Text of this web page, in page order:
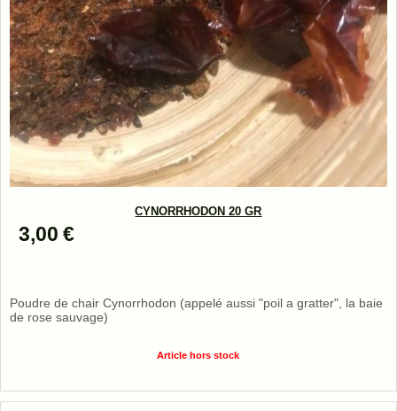
CYNORRHODON 20 GR
3,00 €
Poudre de chair Cynorrhodon (appelé aussi "poil a gratter", la baie
de rose sauvage)
Article hors stock